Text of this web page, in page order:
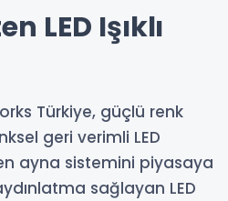
LED Işıklı
Türkiye, güçlü renk
geri verimli LED
ayna sistemini piyasaya
sağlayan LED